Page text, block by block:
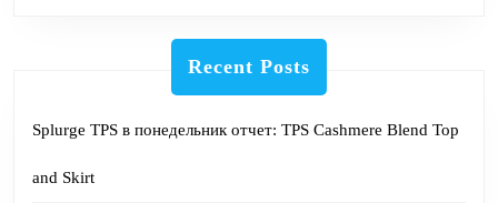
Recent Posts
Splurge TPS в понедельник отчет: TPS Cashmere Blend Top
and Skirt